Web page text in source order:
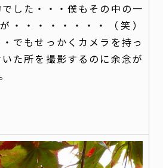
した・・・僕もその中の一
・・・・・・・・（笑）
でもせっかくカメラを持っ
た所を撮影するのに余念が